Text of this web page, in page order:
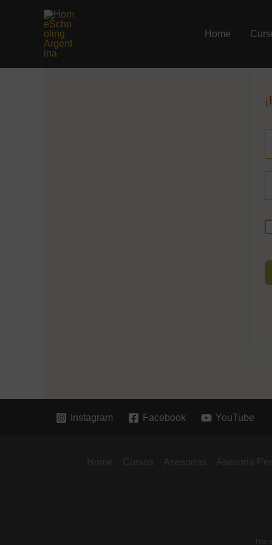
Home
Instagram Facebook YouTube
Home Cursos Asesorias Asesoria
This